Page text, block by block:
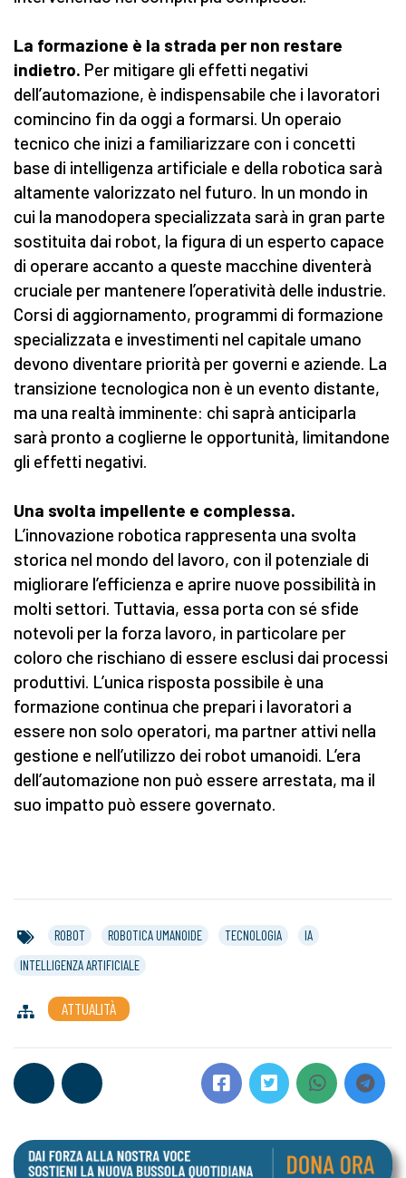
La formazione è la strada per non restare
indietro. Per mitigare gli effetti negativi
dell’automazione, è indispensabile che i lavoratori
comincino fin da oggi a formarsi. Un operaio
tecnico che inizi a familiarizzare con i concetti
base di intelligenza artificiale e della robotica sarà
altamente valorizzato nel futuro. In un mondo in
cui la manodopera specializzata sarà in gran parte
sostituita dai robot, la figura di un esperto capace
di operare accanto a queste macchine diventerà
cruciale per mantenere l’operatività delle industrie.
Corsi di aggiornamento, programmi di formazione
specializzata e investimenti nel capitale umano
devono diventare priorità per governi e aziende. La
transizione tecnologica non è un evento distante,
ma una realtà imminente: chi saprà anticiparla
sarà pronto a coglierne le opportunità, limitandone
gli effetti negativi.
Una svolta impellente e complessa.
L’innovazione robotica rappresenta una svolta
storica nel mondo del lavoro, con il potenziale di
migliorare l’efficienza e aprire nuove possibilità in
molti settori. Tuttavia, essa porta con sé sfide
notevoli per la forza lavoro, in particolare per
coloro che rischiano di essere esclusi dai processi
produttivi. L’unica risposta possibile è una
formazione continua che prepari i lavoratori a
essere non solo operatori, ma partner attivi nella
gestione e nell’utilizzo dei robot umanoidi. L’era
dell’automazione non può essere arrestata, ma il
suo impatto può essere governato.
ROBOT ROBOTICA UMANOIDE TECNOLOGIA
IA
INTELLIGENZA ARTIFICIALE
ATTUALITÀ